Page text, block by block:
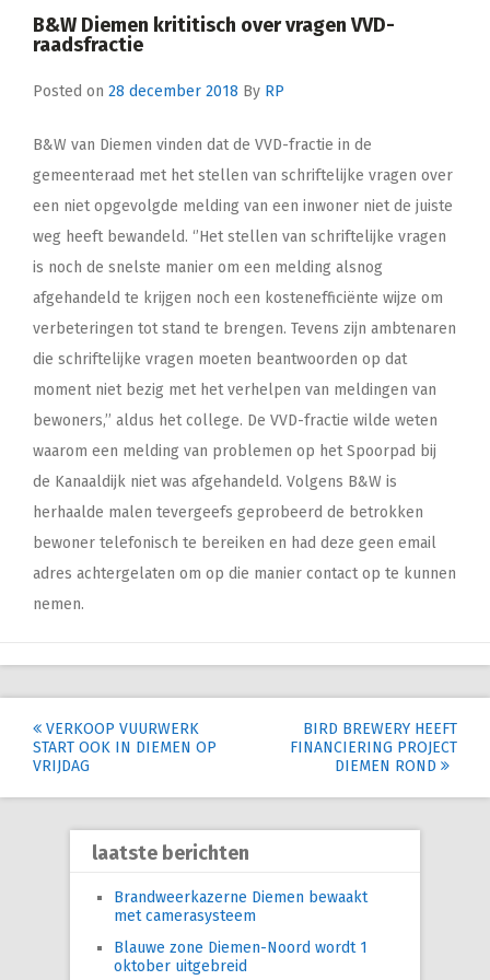
B&W Diemen krititisch over vragen VVD-
raadsfractie
Posted on 28 december 2018 By RP
B&W van Diemen vinden dat de VVD-fractie in de
gemeenteraad met het stellen van schriftelijke vragen over
een niet opgevolgde melding van een inwoner niet de juiste
weg heeft bewandeld. ‘’Het stellen van schriftelijke vragen
is noch de snelste manier om een melding alsnog
afgehandeld te krijgen noch een kostenefficiënte wijze om
verbeteringen tot stand te brengen. Tevens zijn ambtenaren
die schriftelijke vragen moeten beantwoorden op dat
moment niet bezig met het verhelpen van meldingen van
bewoners,’’ aldus het college. De VVD-fractie wilde weten
waarom een melding van problemen op het Spoorpad bij
de Kanaaldijk niet was afgehandeld. Volgens B&W is
herhaalde malen tevergeefs geprobeerd de betrokken
bewoner telefonisch te bereiken en had deze geen email
adres achtergelaten om op die manier contact op te kunnen
nemen.
Post
navigation
VERKOOP VUURWERK
START OOK IN DIEMEN OP
VRIJDAG
BIRD BREWERY HEEFT
FINANCIERING PROJECT
DIEMEN ROND
laatste berichten
Brandweerkazerne Diemen bewaakt
met camerasysteem
Blauwe zone Diemen-Noord wordt 1
oktober uitgebreid